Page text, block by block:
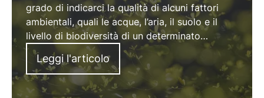
grado di indicarci la qualità di alcuni fattori
ambientali, quali le acque, l’aria, il suolo e il
livello di biodiversità di un determinato
territorio e il rispettivo grado di inquinamento.
Leggi l'articolo